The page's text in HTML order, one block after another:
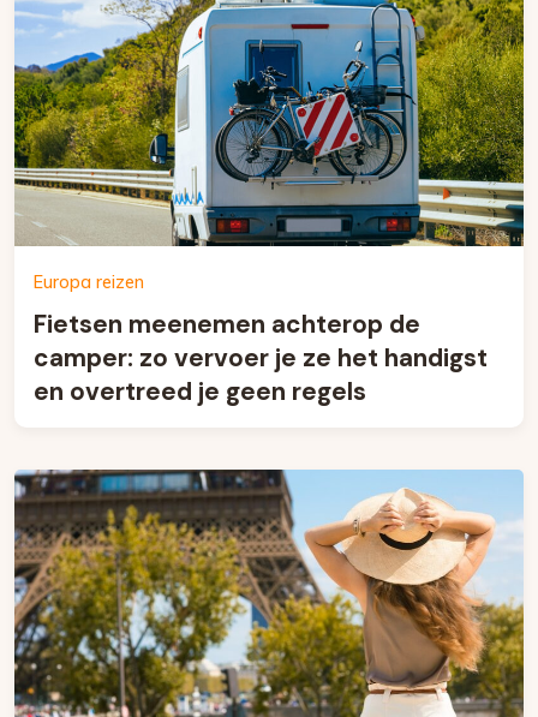
Europa reizen
Fietsen meenemen achterop de
camper: zo vervoer je ze het handigst
en overtreed je geen regels